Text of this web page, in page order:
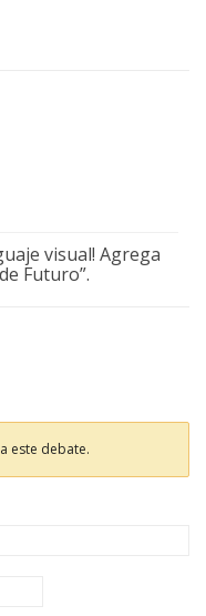
visual! Agrega
Futuro”.
este debate.